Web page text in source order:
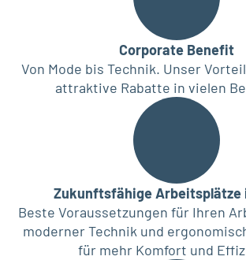
Corporate Benefit
Von Mode bis Technik. Unser
attraktive Rabatte in vielen
Zukunftsfähige Arbeitsplätze
Beste Voraussetzungen für Ihren
moderner Technik und
für mehr Komfort und